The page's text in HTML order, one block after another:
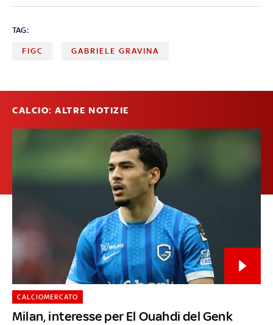
TAG:
FIGC GABRIELE GRAVINA
CALCIO: ALTRE NOTIZIE
Milan, interesse per El Ouahdi del Genk
CALCIOMERCATO